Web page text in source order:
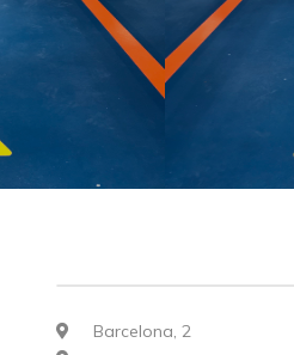
Barcelona, 2